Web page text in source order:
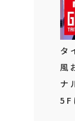
タ
風
ナ
5F